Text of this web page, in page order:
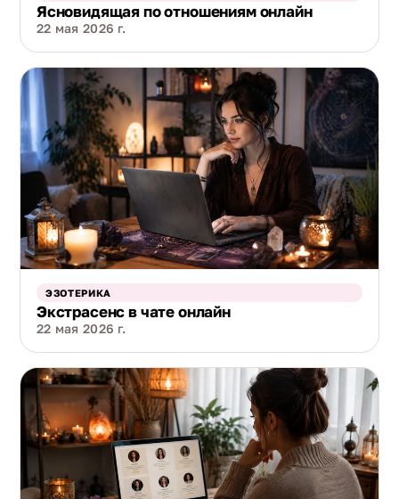
Ясновидящая по отношениям онлайн
22 мая 2026 г.
ЭЗОТЕРИКА
Экстрасенс в чате онлайн
22 мая 2026 г.